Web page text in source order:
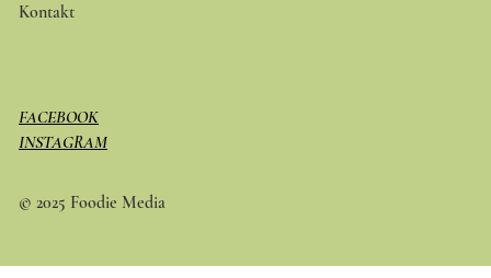
Kontakt
FACEBOOK
INSTAGRAM
© 2025 Foodie Media